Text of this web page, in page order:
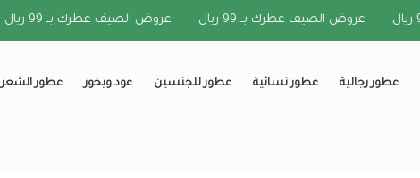
عروض الصيف عطرك بــ 99 ريال عروض الصيف عطرك بــ 99 ريال
عطور رجالية عطور نسائية عطور للجنسين عود وبخور عطور الشعر